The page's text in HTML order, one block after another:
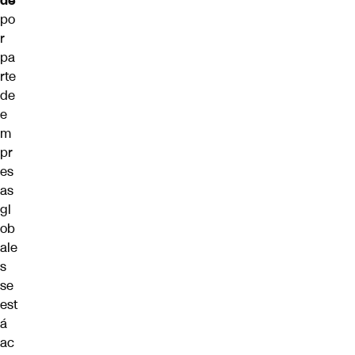
po
r
pa
rte
de
e
m
pr
es
as
gl
ob
ale
s
se
est
á
ac